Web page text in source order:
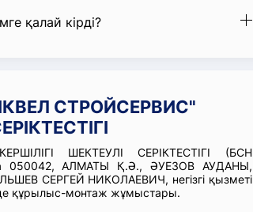
қалай кірді?
СТРОЙСЕРВИС"
ШЕКТЕУЛІ СЕРІКТЕСТІГІ (БСН
050042, АЛМАТЫ Қ.Ә., ӘУЕЗОВ АУДАНЫ,
СЕРГЕЙ НИКОЛАЕВИЧ, негізгі қызметі
де құрылыс-монтаж жұмыстары.